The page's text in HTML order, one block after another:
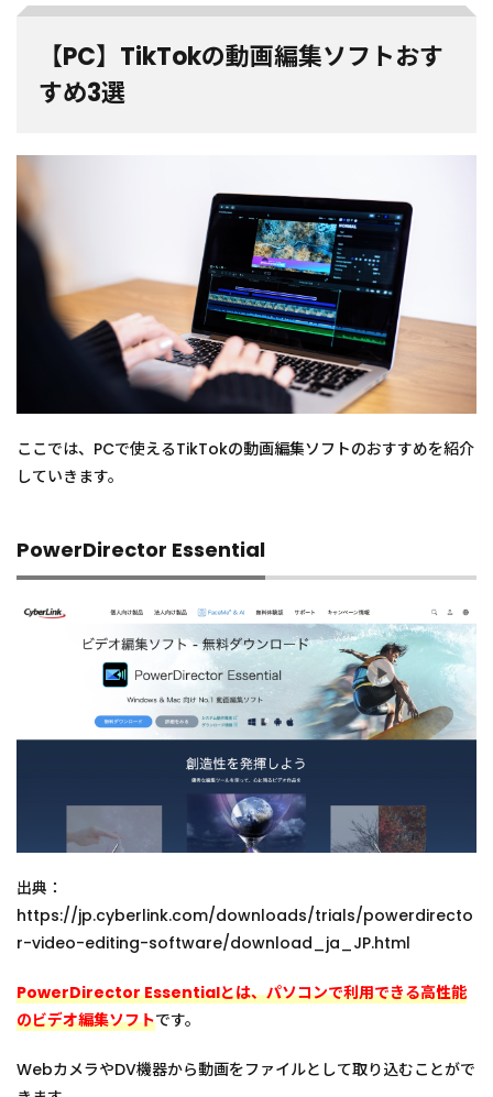
【PC】TikTokの動画編集ソフトおす
すめ3選
ここでは、PCで使えるTikTokの動画編集ソフトのおすすめを紹介
していきます。
PowerDirector Essential
出典：
https://jp.cyberlink.com/downloads/trials/powerdirecto
r-video-editing-software/download_ja_JP.html
PowerDirector Essentialとは、パソコンで利用できる高性能
のビデオ編集ソフトです。
WebカメラやDV機器から動画をファイルとして取り込むことがで